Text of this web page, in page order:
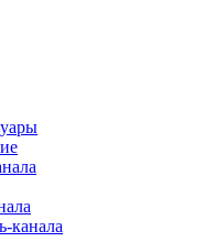
канала